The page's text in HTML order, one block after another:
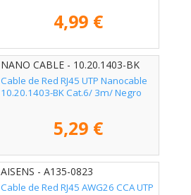
4,99 €
NANO CABLE - 10.20.1403-BK
Cable de Red RJ45 UTP Nanocable
10.20.1403-BK Cat.6/ 3m/ Negro
5,29 €
AISENS - A135-0823
Cable de Red RJ45 AWG26 CCA UTP